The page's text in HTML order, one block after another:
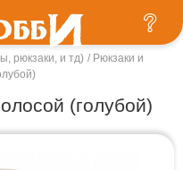
рюкзаки, и тд)
Рюкзаки и
(голубой)